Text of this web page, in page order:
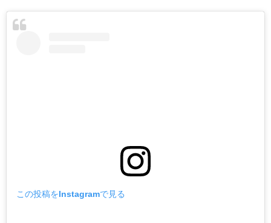
この投稿をInstagramで見る